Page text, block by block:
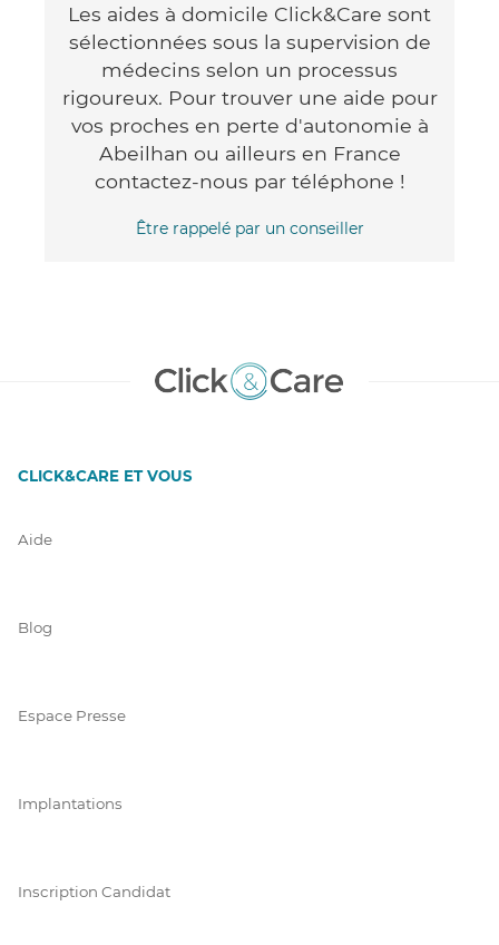
Les aides à domicile Click&Care sont
sélectionnées sous la supervision de
médecins selon un processus
rigoureux. Pour trouver une aide pour
vos proches en perte d'autonomie à
Abeilhan ou ailleurs en France
contactez-nous par téléphone !
Être rappelé par un conseiller
CLICK&CARE ET VOUS
Aide
Blog
Espace Presse
Implantations
Inscription Candidat